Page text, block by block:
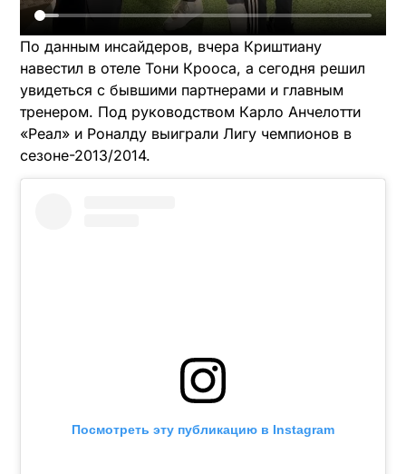
По данным инсайдеров, вчера Криштиану
навестил в отеле Тони Крооса, а сегодня решил
увидеться с бывшими партнерами и главным
тренером. Под руководством Карло Анчелотти
«Реал» и Роналду выиграли Лигу чемпионов в
сезоне-2013/2014.
Посмотреть эту публикацию в Instagram